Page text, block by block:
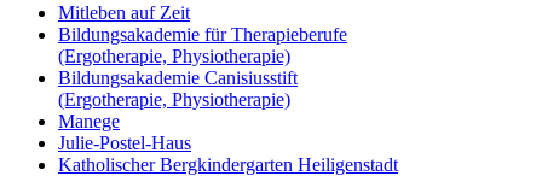
Mitleben auf Zeit
Bildungsakademie für Therapieberufe
(Ergotherapie, Physiotherapie)
Bildungsakademie Canisiusstift
(Ergotherapie, Physiotherapie)
Manege
Julie-Postel-Haus
Katholischer Bergkindergarten Heiligenstadt